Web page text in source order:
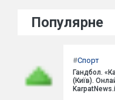
Популярне
#Спорт
Гандбол.
(Київ).